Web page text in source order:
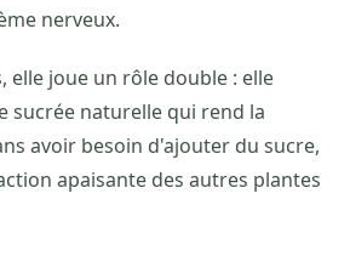
nerveux.
elle joue un rôle double : elle
sucrée naturelle qui rend la
avoir besoin d'ajouter du sucre,
apaisante des autres plantes